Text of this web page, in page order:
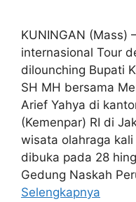
KUNINGAN (Mass)
internasional Tour
dilounching Bupati
SH MH bersama
Arief Yahya di
(Kemenpar) RI di
wisata olahraga
dibuka pada 28
Gedung Naskah
Selengkapnya